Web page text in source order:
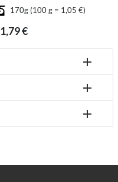
170g (100 g = 1,05 €)
1,79 €